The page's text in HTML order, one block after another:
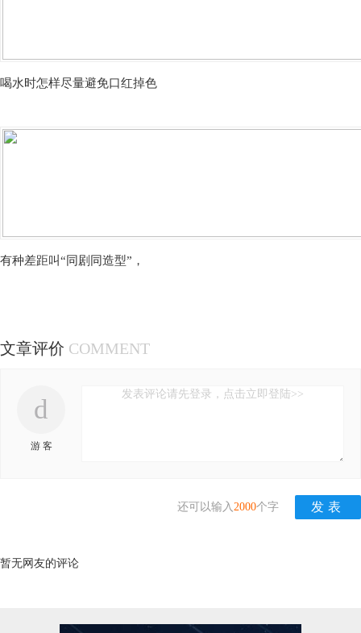
喝水时怎样尽量避免口红掉色
有种差距叫“同剧同造型”，
文章评价 COMMENT
d
游 客
发表评论请先登录，点击立即登陆>>
还可以输入 2000个字
暂无网友的评论